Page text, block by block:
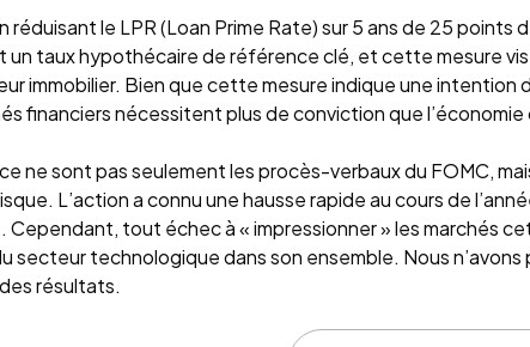
réduisant le LPR (Loan Prime Rate) sur 5 ans de 25
un taux hypothécaire de référence clé, et cette mesure
immobilier. Bien que cette mesure indique une
financiers nécessitent plus de conviction que
ce ne sont pas seulement les procès-verbaux du FOMC,
L’action a connu une hausse rapide au cours de
Cependant, tout échec à « impressionner » les marchés
secteur technologique dans son ensemble. Nous
résultats.